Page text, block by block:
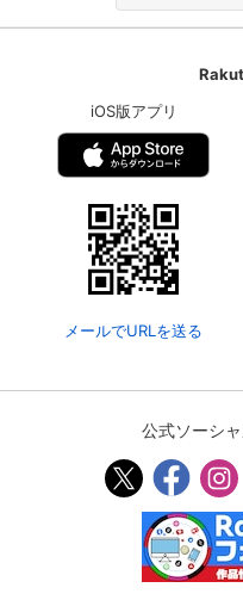
iOS版アプリ
メールでURLを送る
公式ソーシ